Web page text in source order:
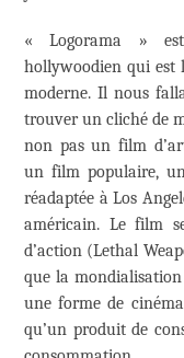
« Logorama »
hollywoodien qui est
moderne. Il nous
trouver un cliché de
non pas un film
un film populaire,
réadaptée à Los
américain. Le film
d’action (Lethal
que la mondialisation
une forme de
qu’un produit de